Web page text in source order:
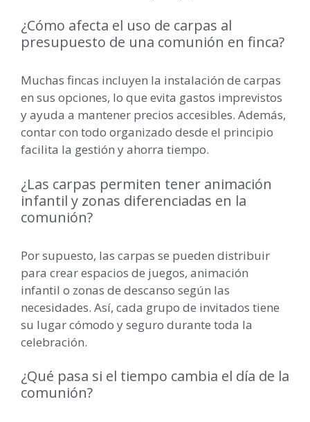
¿Cómo afecta el uso de carpas al
presupuesto de una comunión en finca?
Muchas fincas incluyen la instalación de carpas
en sus opciones, lo que evita gastos imprevistos
y ayuda a mantener precios accesibles. Además,
contar con todo organizado desde el principio
facilita la gestión y ahorra tiempo.
¿Las carpas permiten tener animación
infantil y zonas diferenciadas en la
comunión?
Por supuesto, las carpas se pueden distribuir
para crear espacios de juegos, animación
infantil o zonas de descanso según las
necesidades. Así, cada grupo de invitados tiene
su lugar cómodo y seguro durante toda la
celebración.
¿Qué pasa si el tiempo cambia el día de la
comunión?